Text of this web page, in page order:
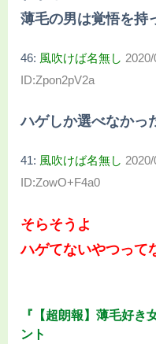
薄毛の男は覚悟を持
46: 風吹けば名無し
ID:Zpon2pV2a
ハゲしか選べなかっ
41: 風吹けば名無し
ID:ZowO+F4a0
そらそうよ
ハゲてないやつって
『【超朗報】薄毛好き
ント